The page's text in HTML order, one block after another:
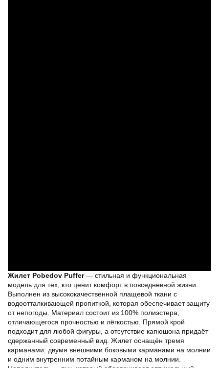
Жилет Pobedov Puffer— стильная и функциональная
модель для тех, кто ценит комфорт в повседневной жизни.
Выполнен из высококачественной плащевой ткани с
водоотталкивающей пропиткой, которая обеспечивает защиту
от непогоды. Материал состоит из 100% полиэстера,
отличающегося прочностью и лёгкостью. Прямой крой
подходит для любой фигуры, а отсутствие капюшона придаёт
сдержанный современный вид. Жилет оснащён тремя
карманами: двумя внешними боковыми карманами на молнии
и одним внутренним потайным карманом на молнии.